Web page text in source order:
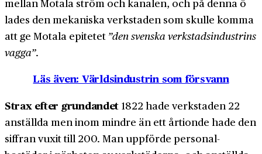
lades den mekaniska verkstaden som skulle komma
att ge Motala epitetet ”den svenska verkstads­industrins
vagga”.
Läs även: Världsindustrin som försvann
Strax efter grundandet 1822 hade verkstaden 22
anställda men inom mindre än ett årtionde hade den
siffran vuxit till 200. Man uppförde personal­